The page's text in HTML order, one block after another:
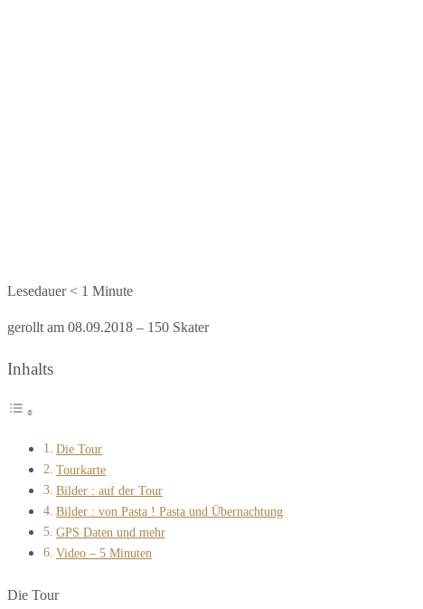
Lesedauer < 1 Minute
gerollt am 08.09.2018 – 150 Skater
Inhalts
Die Tour
Tourkarte
Bilder : auf der Tour
Bilder : von Pasta ! Pasta und Übernachtung
GPS Daten und mehr
Video – 5 Minuten
Die Tour